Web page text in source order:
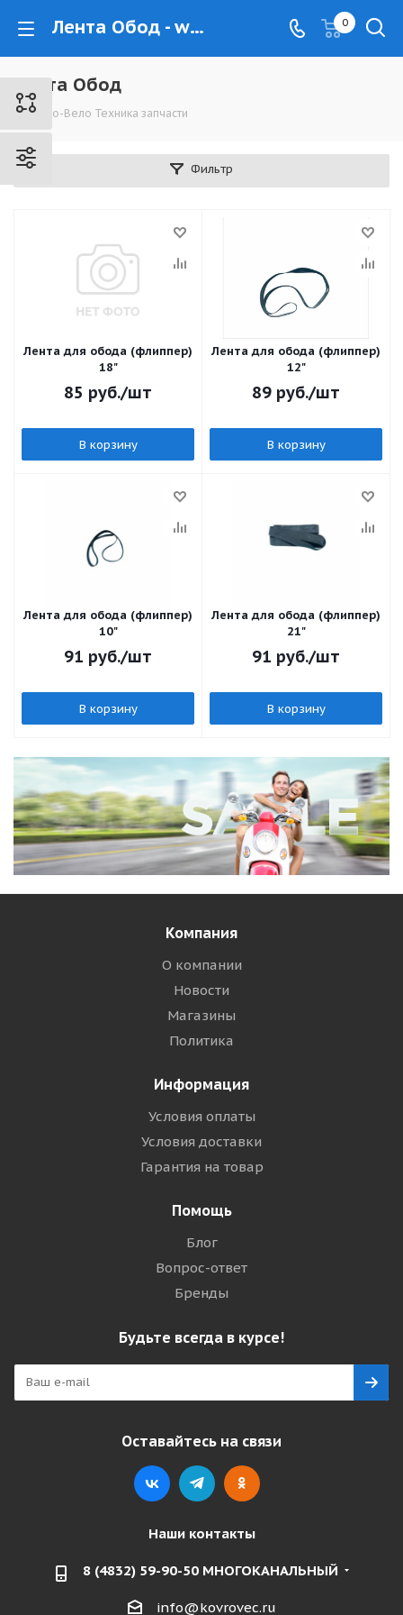
Лента Обод - www.kovrovec.ru 0
Лента Обод
Мото-Вело Техника запчасти
Фильтр
Лента для обода (флиппер)
18"
85 руб./шт
В корзину
Лента для обода (флиппер)
12"
89 руб./шт
В корзину
Лента для обода (флиппер)
10"
91 руб./шт
В корзину
Лента для обода (флиппер)
21"
91 руб./шт
В корзину
Компания
О компании
Новости
Магазины
Политика
Информация
Условия оплаты
Условия доставки
Гарантия на товар
Помощь
Блог
Вопрос-ответ
Бренды
Будьте всегда в курсе!
Оставайтесь на связи
Наши контакты
8 (4832) 59-90-50 МНОГОКАНАЛЬНЫЙ
info@kovrovec.ru